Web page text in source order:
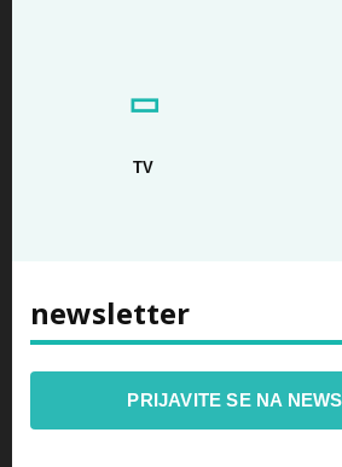
▭
TV
newsletter
PRIJAVITE SE NA